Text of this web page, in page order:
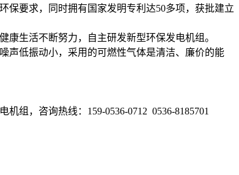
要求，同时拥有国家发明专利达50多项，获批建立
生活不断努力，自主研发新型环保发电机组。
低振动小，采用的可燃性气体是清洁、廉价的能
，咨询热线：159-0536-0712 0536-8185701